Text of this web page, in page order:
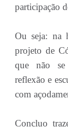
participação
Ou seja: na
projeto de
que não se
reflexão e
com
Concluo